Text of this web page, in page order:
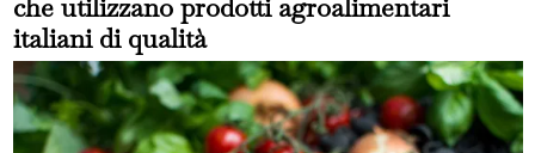
che utilizzano prodotti agroalimentari
italiani di qualità